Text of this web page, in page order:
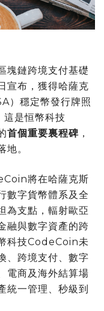
塊鏈跨境支付基礎
宣布，獲得哈薩克
）穩定幣發行牌照
這是恒幣科技
首個重要裏程碑 ，
。
將在哈薩克斯
數字貨幣體系及全
為支點，輻射歐亞
融與數字資產的跨
科技CodeCoin未
、跨境支付、數字
電商及海外結算場
統一管理、秒級到